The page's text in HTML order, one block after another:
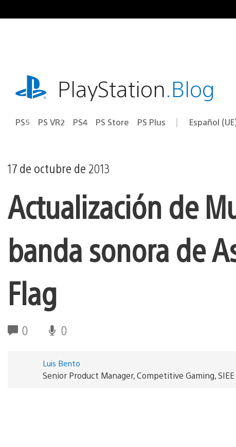
al
playstation.comPlayStation.Blog
PS5 PS VR2 PS4 PS Store PS Plus Selecciona
Región
Español
17 de octubre de 2013
Actualización de
banda sonora de
Flag
0 0
Luis Bento
Senior Product Manager, Competitive Gaming, SIEE